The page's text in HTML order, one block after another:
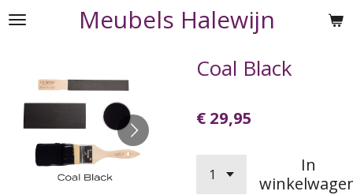
Ga
hoofdinhoud
Meubels Halewijn
Coal Black
€ 29,95
In